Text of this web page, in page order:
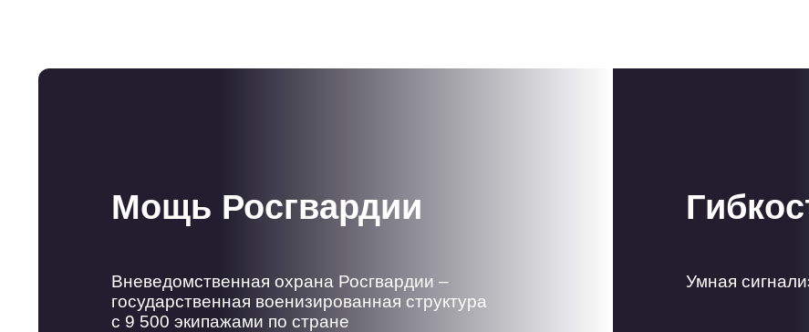
Мощь Росгвардии
Вневедомственная охрана Росгвардии –
государственная военизированная структура
с 9 500 экипажами по стране
Умная